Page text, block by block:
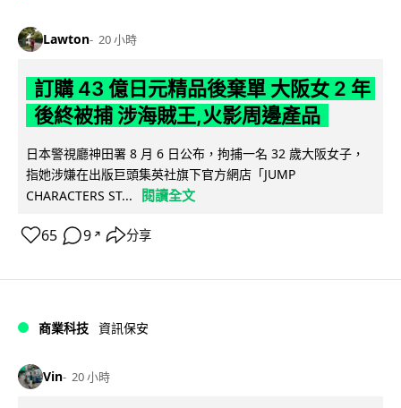
Lawton 20 小時
訂購 43 億日元精品後棄單 大阪女 2 年
後終被捕 涉海賊王,火影周邊產品
日本警視廳神田署 8 月 6 日公布，拘捕一名 32 歲大阪女子，
指她涉嫌在出版巨頭集英社旗下官方網店「JUMP
CHARACTERS ST...
閱讀全文
65 9 ↗ 分享
商業科技 資訊保安
Vin 20 小時